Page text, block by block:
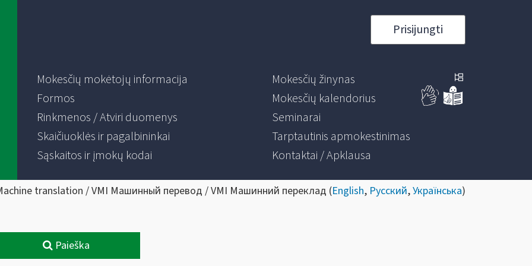
Prisijungti
Mokesčių mokėtojų informacija
Formos
Rinkmenos / Atviri duomenys
Skaičiuoklės ir pagalbininkai
Sąskaitos ir įmokų kodai
Mokesčių žinynas
Mokesčių kalendorius
Seminarai
Tarptautinis apmokestinimas
Kontaktai / Apklausa
translation / VMI Машинный перевод / VMI Машинний переклад (English, Русский,Українська)
Paieška